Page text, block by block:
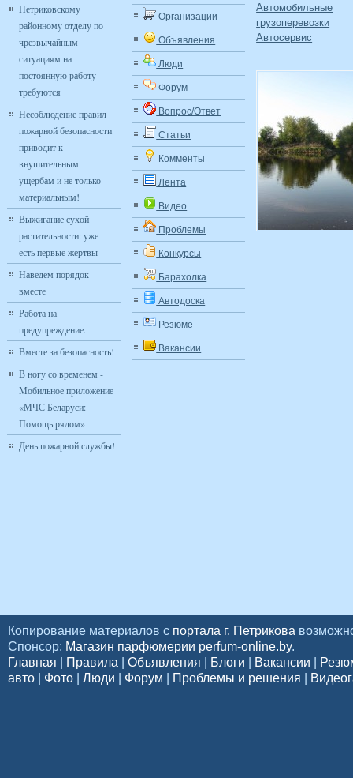
Петриковскому
районному отделу по
чрезвычайным
ситуациям на
постоянную работу
требуются
Несоблюдение правил
пожарной безопасности
приводит к
внушительным
ущербам и не только
материальным!
Выжигание сухой
растительности: уже
есть первые жертвы
Наведем порядок
вместе
Работа на
предупреждение.
Вместе за безопасность!
В ногу со временем -
Мобильное приложение
«МЧС Беларуси:
Помощь рядом»
День пожарной службы!
Организации
Объявления
Люди
Форум
Вопрос/Ответ
Статьи
Комменты
Лента
Видео
Проблемы
Конкурсы
Барахолка
Автодоска
Резюме
Вакансии
Автомобильные
грузоперевозки
Автосервис
Копирование материалов с портала г. Петрикова
Спонсор: Магазин парфюмерии perfum-online.by.
Главная
Правила Объявления Блоги Вакансии
авто
Фото Люди Форум Проблемы и решения